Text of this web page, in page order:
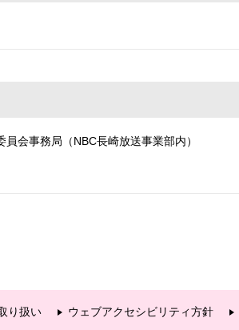
会事務局（NBC長崎放送事業部内）
り扱い ウェブアクセシビリティ方針